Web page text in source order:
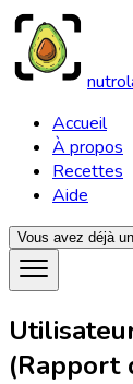
Accueil
À propos
Recettes
Aide
Vous avez déjà
(Rapport